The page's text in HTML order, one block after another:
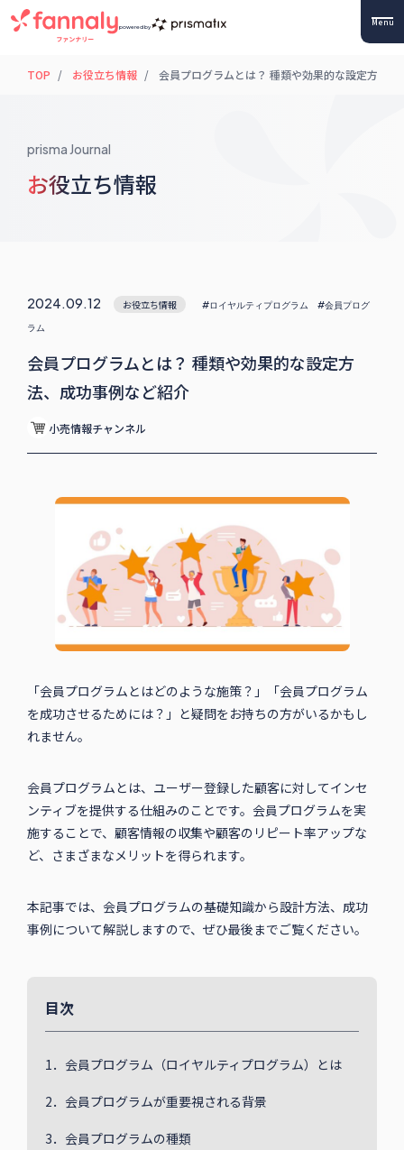
powered by Menu
TOP お役立ち情報 会員プログラムとは？ 種類や効果的な設定方法、
prisma Journal
お役立ち情報
2024.09.12 お役立ち情報 #ロイヤルティプログラム #会員プログ
ラム
会員プログラムとは？ 種類や効果的な設定方
法、成功事例など紹介
小売情報チャンネル
「会員プログラムとはどのような施策？」「会員プログラム
を成功させるためには？」と疑問をお持ちの方がいるかもし
れません。
会員プログラムとは、ユーザー登録した顧客に対してインセ
ンティブを提供する仕組みのことです。会員プログラムを実
施することで、顧客情報の収集や顧客のリピート率アップな
ど、さまざまなメリットを得られます。
本記事では、会員プログラムの基礎知識から設計方法、成功
事例について解説しますので、ぜひ最後までご覧ください。
目次
1．会員プログラム（ロイヤルティプログラム）とは
2．会員プログラムが重要視される背景
3．会員プログラムの種類